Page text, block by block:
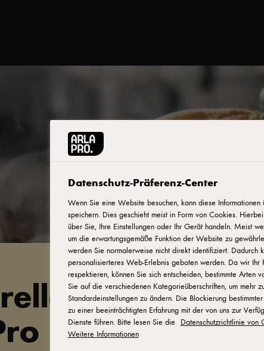
bei
Datenschutz-Präferenz-Center
Wenn Sie eine Website besuchen, kann diese
speichern. Dies geschieht meist in Form von Cookies.
über Sie, Ihre Einstellungen oder Ihr Gerät handeln. Meist
um die erwartungsgemäße Funktion der Website zu
werden Sie normalerweise nicht direkt identifiziert. Dadurch
personalisierteres Web-Erlebnis geboten werden. Da wir Ihr
respektieren, können Sie sich entscheiden, bestimmte Arten
Sie auf die verschiedenen Kategorieüberschriften, um mehr
Standardeinstellungen zu ändern. Die Blockierung
zu einer beeinträchtigten Erfahrung mit der von uns zur
Dienste führen. Bitte lesen Sie die
Datenschutzrichtlinie von
Weitere Informationen